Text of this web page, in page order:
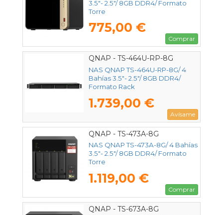
3.5"- 2.5"/ 8GB DDR4/ Formato
Torre
775,00 €
Comprar
QNAP - TS-464U-RP-8G
NAS QNAP TS-464U-RP-8G/ 4
Bahías 3.5"- 2.5"/ 8GB DDR4/
Formato Rack
1.739,00 €
Avísame
QNAP - TS-473A-8G
NAS QNAP TS-473A-8G/ 4 Bahías
3.5"- 2.5"/ 8GB DDR4/ Formato
Torre
1.119,00 €
Comprar
QNAP - TS-673A-8G